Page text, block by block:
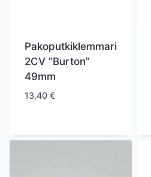
Pakoputkiklemmari
2CV ”Burton”
49mm
13,40 €